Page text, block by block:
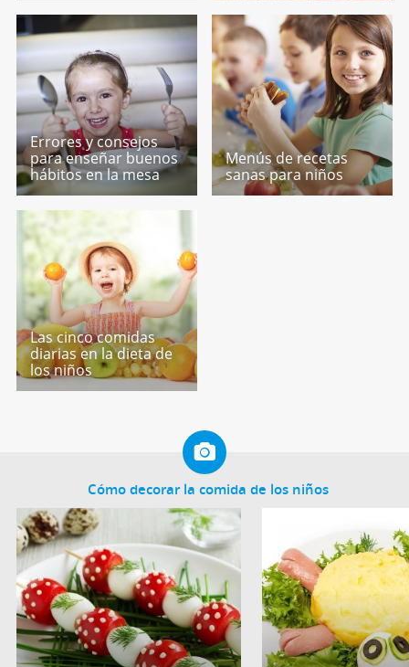
Errores y consejos
para enseñar buenos
hábitos en la mesa
Menús de recetas
sanas para niños
Las cinco comidas
diarias en la dieta de
los niños
Cómo decorar la comida de los niños